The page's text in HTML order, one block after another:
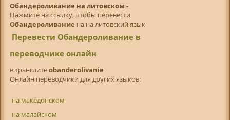
Обандероливание на литовском -
Нажмите на ссылку, чтобы перевести
Обандероливание на на литовский язык
Перевести Обандероливание в
переводчике онлайн
в транслитeobanderolivanie
Онлайн переводчики для других языков:
на македонском
на малайском